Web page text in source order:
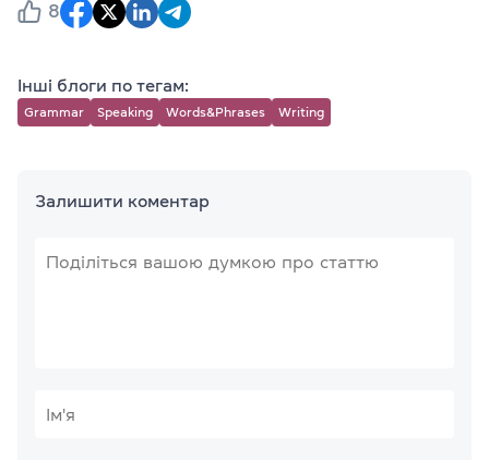
8
Інші блоги по тегам:
Grammar Speaking Words&Phrases Writing
Залишити коментар